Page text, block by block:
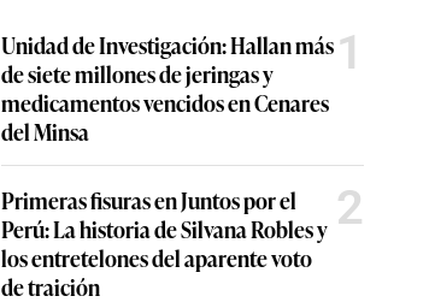
Unidad de Investigación: Hallan más
de siete millones de jeringas y
medicamentos vencidos en Cenares
del Minsa
1
Primeras fisuras en Juntos por el
Perú: La historia de Silvana Robles y
los entretelones del aparente voto
de traición
2